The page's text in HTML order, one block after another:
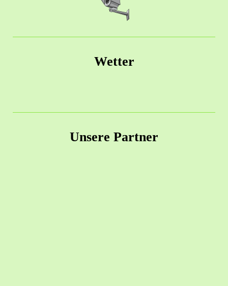
Wetter
Unsere Partner